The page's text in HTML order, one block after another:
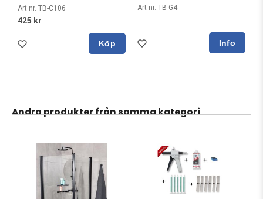
Art nr. TB-C106
425 kr
Köp
Art nr. TB-G4
Andra produkter från samma kategori